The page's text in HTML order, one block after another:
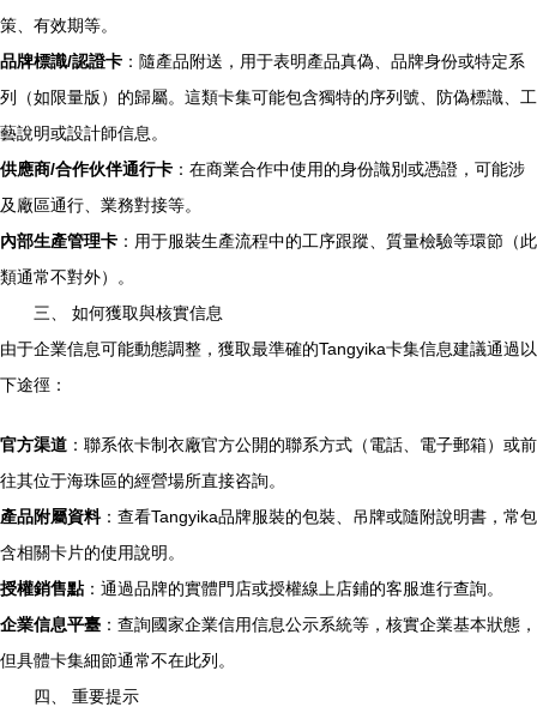
策、有效期等。
品牌標識/認證卡 ：隨產品附送，用于表明產品真偽、品牌身份或特定系
列（如限量版）的歸屬。這類卡集可能包含獨特的序列號、防偽標識、工
藝說明或設計師信息。
供應商/合作伙伴通行卡 ：在商業合作中使用的身份識別或憑證，可能涉
及廠區通行、業務對接等。
內部生產管理卡 ：用于服裝生產流程中的工序跟蹤、質量檢驗等環節（此
類通常不對外）。
三、 如何獲取與核實信息
由于企業信息可能動態調整，獲取最準確的Tangyika卡集信息建議通過以
下途徑：
官方渠道 ：聯系依卡制衣廠官方公開的聯系方式（電話、電子郵箱）或前
往其位于海珠區的經營場所直接咨詢。
產品附屬資料：查看Tangyika品牌服裝的包裝、吊牌或隨附說明書，常包
含相關卡片的使用說明。
授權銷售點：通過品牌的實體門店或授權線上店鋪的客服進行查詢。
企業信息平臺 ：查詢國家企業信用信息公示系統等，核實企業基本狀態，
但具體卡集細節通常不在此列。
四、 重要提示